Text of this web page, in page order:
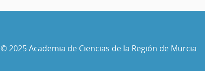
© 2025 Academia de Ciencias de la Región de Murcia